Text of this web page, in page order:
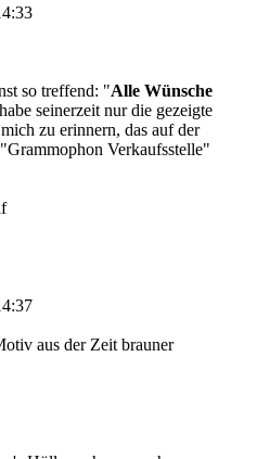
so treffend: "Alle Wünsche
seinerzeit nur die gezeigte
zu erinnern, das auf der
Verkaufsstelle"
aus der Zeit brauner